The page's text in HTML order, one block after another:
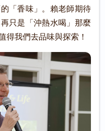
「香味」。賴老師期待
只是「沖熱水喝」那麼
得我們去品味與探索！